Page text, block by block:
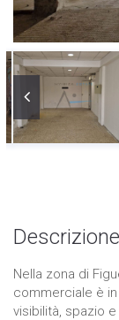
Descrizione
Nella zona di
commerciale è
visibilità, spazio